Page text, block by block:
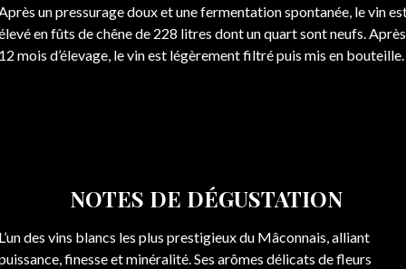
un pressurage doux et une fermentation spontanée, le vin
en fûts de chêne de 228 litres dont un quart sont neufs. Après
mois d’élevage, le vin est légèrement filtré puis mis en bouteille.
NOTES DE DÉGUSTATION
des vins blancs les plus prestigieux du Mâconnais, alliant
finesse et minéralité. Ses arômes délicats de fleurs